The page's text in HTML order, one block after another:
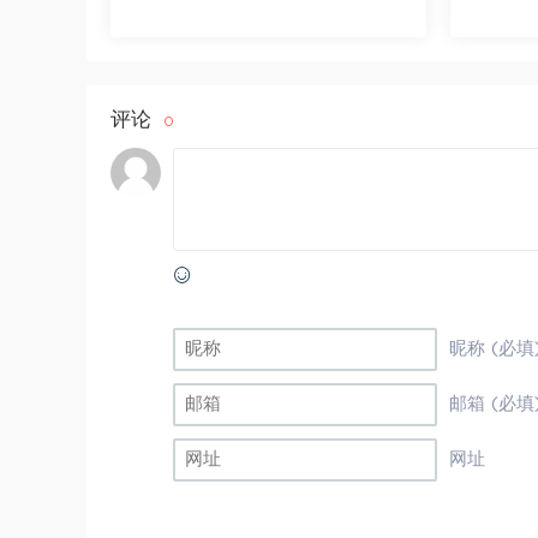
评论 0
昵称 (必填
邮箱 (必填
网址